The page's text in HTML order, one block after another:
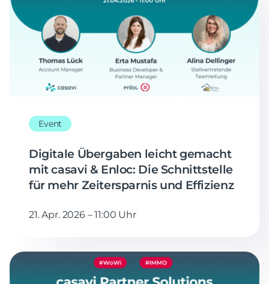
Event
Digitale Übergaben leicht gemacht
mit casavi & Enloc: Die Schnittstelle
für mehr Zeitersparnis und Effizienz
21. Apr. 2026 – 11:00 Uhr